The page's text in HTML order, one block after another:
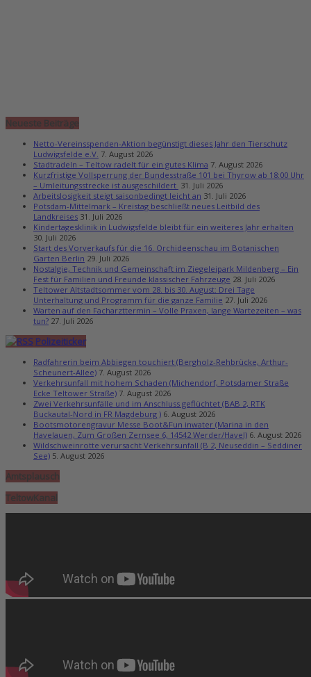
Neueste Beiträge
Netto-Vereinsspenden-Aktion begünstigt dieses Jahr den Tierschutz
Ludwigsfelde e.V. 7. August 2026
Stadtradeln – Teltow radelt für ein gutes Klima 7. August 2026
Kurzfristige Vollsperrung der Bundesstraße 101 bei Thyrow ab 18:00 Uhr
– Umleitungsstrecke ist ausgeschildert 31. Juli 2026
Arbeitslosigkeit steigt saisonbedingt leicht an 31. Juli 2026
Potsdam-Mittelmark – Kreistag beschließt neues Leitbild des
Landkreises 31. Juli 2026
Kindertagesklinik in Ludwigsfelde bleibt für ein weiteres Jahr erhalten
30. Juli 2026
Start des Vorverkaufs für die 16. Orchideenschau im Botanischen
Garten Berlin 29. Juli 2026
Nostalgie, Technik und Gemeinschaft im Ziegeleipark Mildenberg – Ein
Fest für Familien und Freunde klassischer Fahrzeuge 28. Juli 2026
Teltower Altstadtsommer vom 28. bis 30. August: Drei Tage
Unterhaltung und Programm für die ganze Familie 27. Juli 2026
Warten auf den Facharzttermin – Volle Praxen, lange Wartezeiten – was
tun? 27. Juli 2026
Polizeiticker
Radfahrerin beim Abbiegen touchiert (Bergholz-Rehbrücke, Arthur-
Scheunert-Allee) 7. August 2026
Verkehrsunfall mit hohem Schaden (Michendorf, Potsdamer Straße
Ecke Teltower Straße) 7. August 2026
Zwei Verkehrsunfälle und im Anschluss geflüchtet (BAB 2, RTK
Buckautal-Nord in FR Magdeburg ) 6. August 2026
Bootsmotorengravur Messe Boot&Fun inwater (Marina in den
Havelauen, Zum Großen Zernsee 6, 14542 Werder/Havel) 6. August 2026
Wildschweinrotte verursacht Verkehrsunfall (B 2, Neuseddin – Seddiner
See) 5. August 2026
Amtsplausch
TeltowKanal